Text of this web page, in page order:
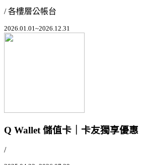
/ 各樓層公帳台
2026.01.01~2026.12.31
Q Wallet 儲值卡｜卡友獨享優惠
/